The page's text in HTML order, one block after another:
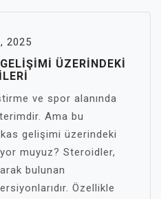
2025
ÜZERINDEKI
ve spor alanında
Ama bu
kas gelişimi üzerindeki
muyuz? Steroidler,
bulunan
Özellikle